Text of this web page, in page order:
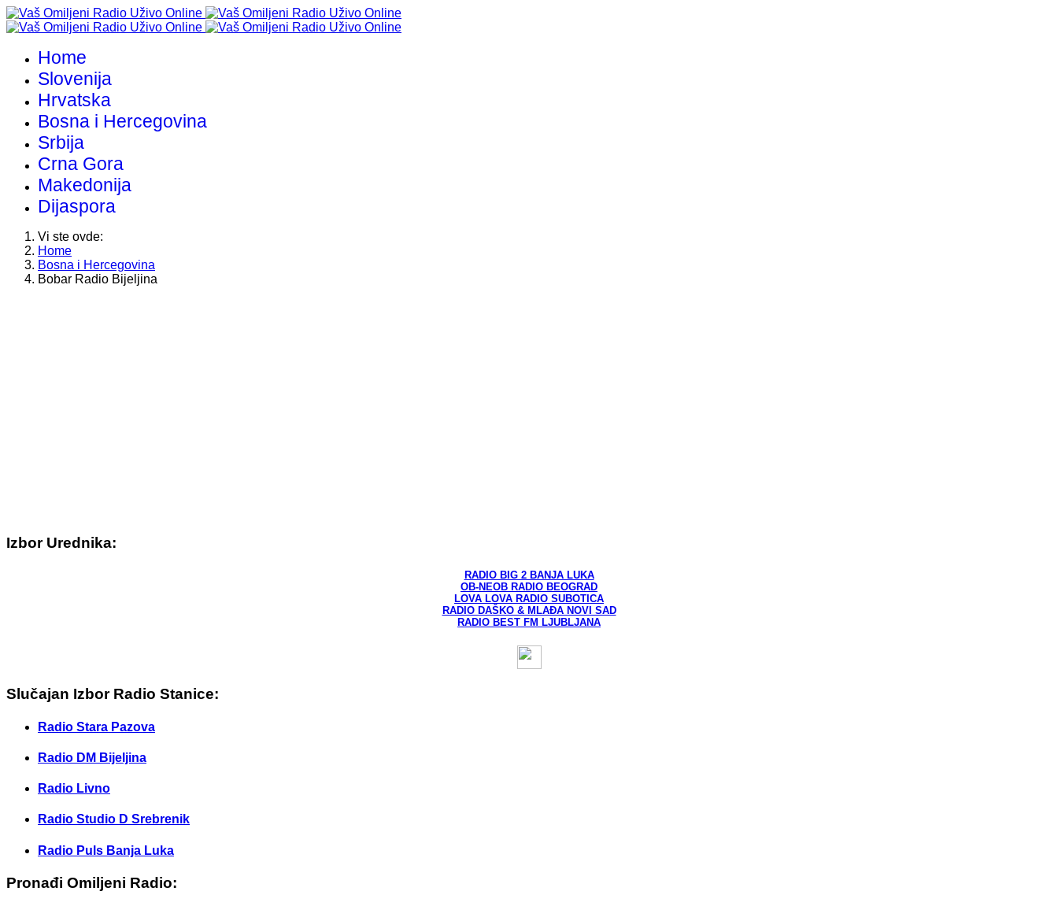
Home
Slovenija
Hrvatska
Bosna i Hercegovina
Srbija
Crna Gora
Makedonija
Dijaspora
Vi ste ovde:
Home
Bosna i Hercegovina
Bobar Radio Bijeljina
Izbor Urednika:
RADIO BIG 2 BANJA LUKA
OB-NEOB RADIO BEOGRAD
LOVA LOVA RADIO SUBOTICA
RADIO DAŠKO & MLAĐA NOVI SAD
RADIO BEST FM LJUBLJANA
Slučajan Izbor Radio Stanice:
Radio Stara Pazova
Radio DM Bijeljina
Radio Livno
Radio Studio D Srebrenik
Radio Puls Banja Luka
Pronađi Omiljeni Radio: